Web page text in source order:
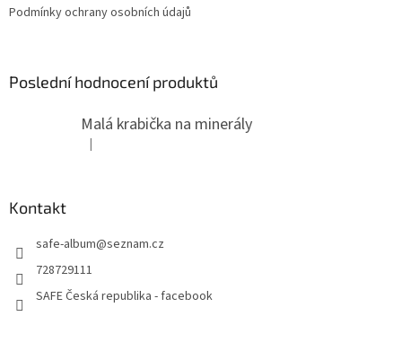
Podmínky ochrany osobních údajů
Poslední hodnocení produktů
Malá krabička na minerály
Hodnocení produktu je 4 z 5 hvězdiček.
|
Kontakt
safe-album@seznam.cz
728729111
SAFE Česká republika - facebook